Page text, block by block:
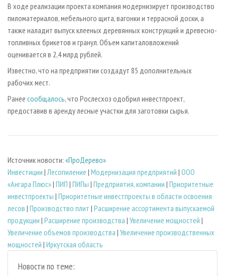
БИОЭНЕРГЕТИКА
ЦБП
ИНСТРУМЕНТ И МАТЕРИАЛЫ
RUSSIAN FORESTRY REVIEW
ГАЗЕТА ЛЕСПРОМФОРУМ
БИБЛИОТЕКА СПЕЦИАЛИСТА
В ходе реализации проекта компания модернизирует производство
пиломатериалов, мебельного щита, вагонки и террасной доски, а
также наладит выпуск клееных деревянных конструкций и древесно-
топливных брикетов и гранул. Объем капиталовложений
оценивается в 2,4 млрд рублей.
Известно, что на предприятии создадут 85 дополнительных
рабочих мест.
Ранее сообщалось, что Рослесхоз одобрил инвестпроект,
предоставив в аренду лесные участки для заготовки сырья.
Источник новости: «ПроДерево»
Инвестиции |Лесопиление | Модернизация предприятий | ООО
«Ангара Плюс»| ПИП | ПИПы | Предприятия, компании | Приоритетные
инвестпроекты | Приоритетные инвестпроекты в области освоения
лесов | Производство плит | Расширение ассортимента выпускаемой
продукции | Расширение производства | Увеличение мощностей |
Увеличение объемов производства | Увеличение производственных
мощностей | Иркутская область
Новости по теме: